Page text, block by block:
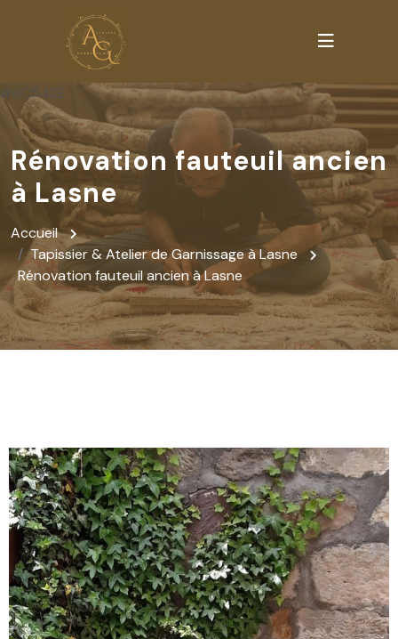
Rénovation fauteuil ancien
à Lasne
Accueil
Tapissier & Atelier de Garnissage à Lasne
Rénovation fauteuil ancien à Lasne